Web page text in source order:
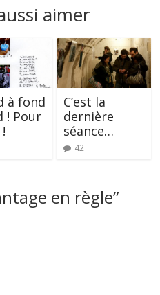
aimer
à fond
! Pour
C’est la
dernière
séance…
42
en règle”